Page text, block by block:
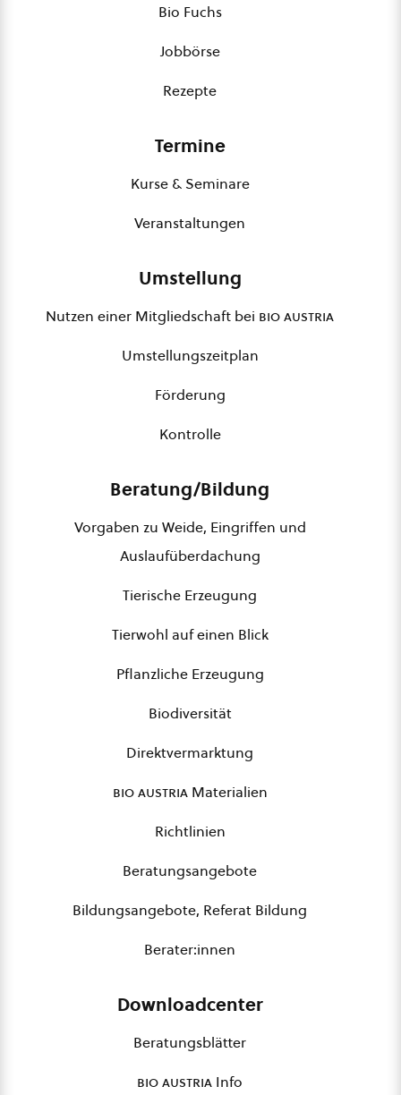
Bio Fuchs
Jobbörse
Rezepte
Termine
Kurse & Seminare
Veranstaltungen
Umstellung
Nutzen einer Mitgliedschaft bei bio austria
Umstellungszeitplan
Förderung
Kontrolle
Beratung/Bildung
Vorgaben zu Weide, Eingriffen und
Auslaufüberdachung
Tierische Erzeugung
Tierwohl auf einen Blick
Pflanzliche Erzeugung
Biodiversität
Direktvermarktung
bio austriaMaterialien
Richtlinien
Beratungsangebote
Bildungsangebote, Referat Bildung
Berater:innen
Downloadcenter
Beratungsblätter
bio austria Info